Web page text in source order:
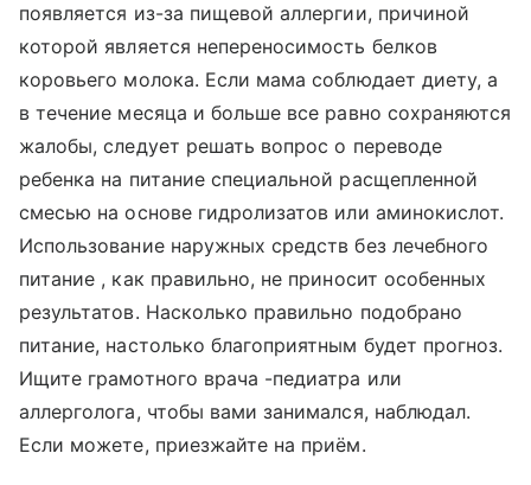
появляется из-за пищевой аллергии, причиной
которой является непереносимость белков
коровьего молока. Если мама соблюдает диету, а
в течение месяца и больше все равно сохраняются
жалобы, следует решать вопрос о переводе
ребенка на питание специальной расщепленной
смесью на основе гидролизатов или аминокислот.
Использование наружных средств без лечебного
питание , как правильно, не приносит особенных
результатов. Насколько правильно подобрано
питание, настолько благоприятным будет прогноз.
Ищите грамотного врача -педиатра или
аллерголога, чтобы вами занимался, наблюдал.
Если можете, приезжайте на приём.